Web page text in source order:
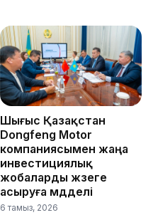
Шығыс Қазақстан
Dongfeng Motor
компаниясымен жаңа
инвестициялық
жобаларды жүзеге
асыруға мүдделі
6 тамыз, 2026